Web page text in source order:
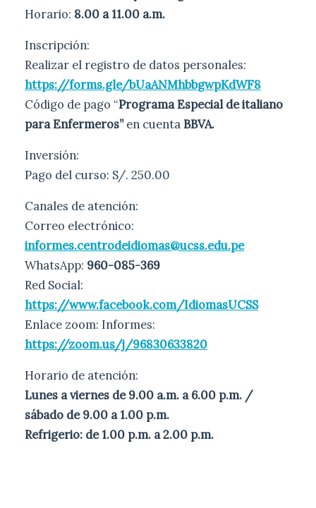
Horario: 8.00 a 11.00 a.m.
Inscripción:
Realizar el registro de datos personales:
https://forms.gle/bUaANMhbbgwpKdWF8
Código de pago “Programa Especial de italiano
para Enfermeros”en cuentaBBVA.
Inversión:
Pago del curso: S/. 250.00
Canales de atención:
Correo electrónico:
informes.centrodeidiomas@ucss.edu.pe
WhatsApp: 960-085-369
Red Social:
https://www.facebook.com/IdiomasUCSS
Enlace zoom: Informes:
https://zoom.us/j/96830633820
Horario de atención:
Lunes a viernes de 9.00 a.m. a 6.00 p.m. /
sábado de 9.00 a 1.00 p.m.
Refrigerio: de 1.00 p.m. a 2.00 p.m.